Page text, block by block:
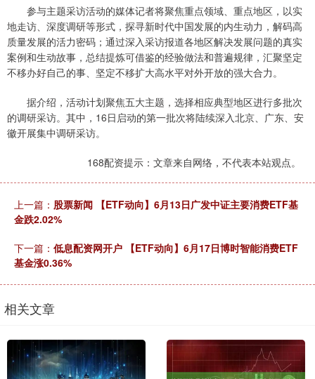
参与主题采访活动的媒体记者将聚焦重点领域、重点地区，以实
地走访、深度调研等形式，探寻新时代中国发展的内生动力，解码高
质量发展的活力密码；通过深入采访报道各地区解决发展问题的真实
案例和生动故事，总结提炼可借鉴的经验做法和普遍规律，汇聚坚定
不移办好自己的事、坚定不移扩大高水平对外开放的强大合力。
据介绍，活动计划聚焦五大主题，选择相应典型地区进行多批次
的调研采访。其中，16日启动的第一批次将陆续深入北京、广东、安
徽开展集中调研采访。
168配资提示：文章来自网络，不代表本站观点。
上一篇： 股票新闻 【ETF动向】6月13日广发中证主要消费ETF基
金跌2.02%
下一篇： 低息配资网开户 【ETF动向】6月17日博时智能消费ETF
基金涨0.36%
相关文章